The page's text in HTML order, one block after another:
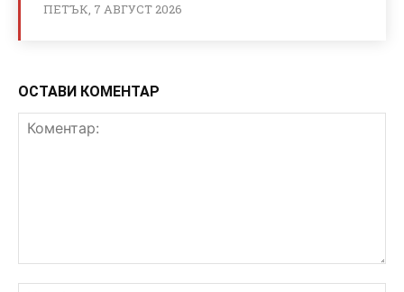
ПЕТЪК, 7 АВГУСТ 2026
ОСТАВИ КОМЕНТАР